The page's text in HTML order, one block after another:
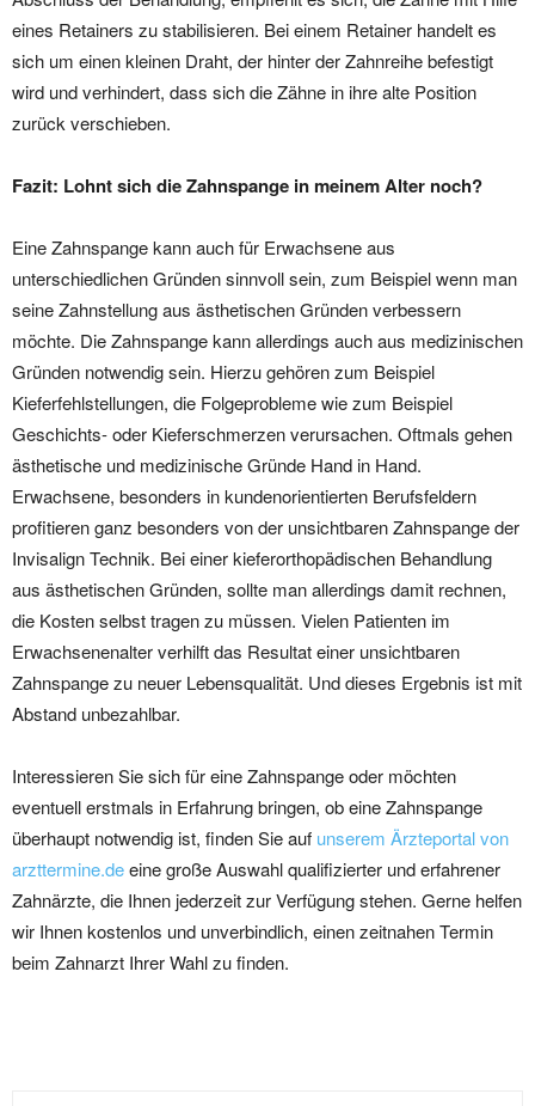
eines Retainers zu stabilisieren. Bei einem Retainer handelt es
sich um einen kleinen Draht, der hinter der Zahnreihe befestigt
wird und verhindert, dass sich die Zähne in ihre alte Position
zurück verschieben.
Fazit: Lohnt sich die Zahnspange in meinem Alter noch?
Eine Zahnspange kann auch für Erwachsene aus
unterschiedlichen Gründen sinnvoll sein, zum Beispiel wenn man
seine Zahnstellung aus ästhetischen Gründen verbessern
möchte. Die Zahnspange kann allerdings auch aus medizinischen
Gründen notwendig sein. Hierzu gehören zum Beispiel
Kieferfehlstellungen, die Folgeprobleme wie zum Beispiel
Geschichts- oder Kieferschmerzen verursachen. Oftmals gehen
ästhetische und medizinische Gründe Hand in Hand.
Erwachsene, besonders in kundenorientierten Berufsfeldern
profitieren ganz besonders von der unsichtbaren Zahnspange der
Invisalign Technik. Bei einer kieferorthopädischen Behandlung
aus ästhetischen Gründen, sollte man allerdings damit rechnen,
die Kosten selbst tragen zu müssen. Vielen Patienten im
Erwachsenenalter verhilft das Resultat einer unsichtbaren
Zahnspange zu neuer Lebensqualität. Und dieses Ergebnis ist mit
Abstand unbezahlbar.
Interessieren Sie sich für eine Zahnspange oder möchten
eventuell erstmals in Erfahrung bringen, ob eine Zahnspange
überhaupt notwendig ist, finden Sie auf unserem Ärzteportal von
arzttermine.deeine große Auswahl qualifizierter und erfahrener
Zahnärzte, die Ihnen jederzeit zur Verfügung stehen. Gerne helfen
wir Ihnen kostenlos und unverbindlich, einen zeitnahen Termin
beim Zahnarzt Ihrer Wahl zu finden.